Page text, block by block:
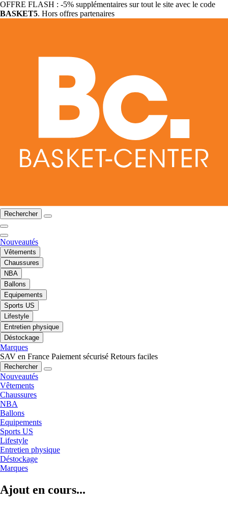
OFFRE FLASH : -5% supplémentaires sur tout le site avec le code
BASKET5. Hors offres partenaires
Rechercher
Nouveautés
Vêtements
Chaussures
NBA
Ballons
Equipements
Sports US
Lifestyle
Entretien physique
Déstockage
Marques
SAV en France Paiement sécurisé Retours faciles
Rechercher
Nouveautés
Vêtements
Chaussures
NBA
Ballons
Equipements
Sports US
Lifestyle
Entretien physique
Déstockage
Marques
Ajout en cours...